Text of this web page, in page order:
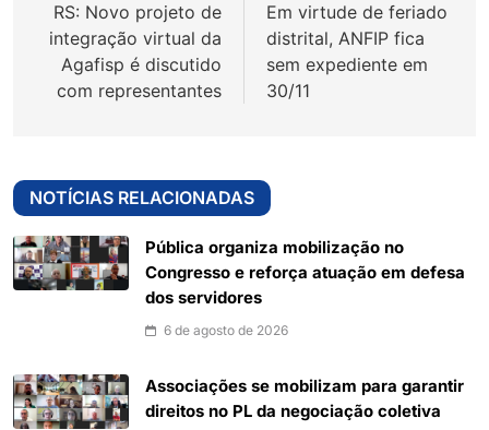
Post
RS: Novo projeto de
integração virtual da
Agafisp é discutido
com representantes
Em virtude de feriado
distrital, ANFIP fica
sem expediente em
30/11
NOTÍCIAS RELACIONADAS
Pública organiza mobilização no
Congresso e reforça atuação em defesa
dos servidores
6 de agosto de 2026
Associações se mobilizam para garantir
direitos no PL da negociação coletiva